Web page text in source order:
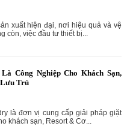
xuất hiện đại, nơi hiệu quả và vệ
còn, việc đầu tư thiết bị...
Công Nghiệp Cho Khách Sạn,
Lưu Trú
là đơn vị cung cấp giải pháp giặt
khách sạn, Resort & Cơ...